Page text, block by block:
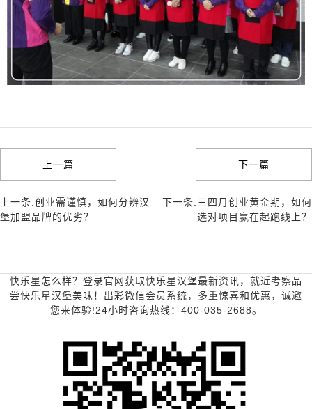
上一篇
上一条:创业需谨慎，如何分辨汉
堡加盟品牌的优劣？
下一篇
下一条:三四月创业黄金期，如何
选对项目赢在起跑线上？
快乐星怎么样？登录官网获取快乐星汉堡最新资讯，就近考察品
尝快乐星汉堡美味！出彩微信会员系统，多重惊喜和优惠，诚邀
您来体验!24小时咨询热线：400-035-2688。